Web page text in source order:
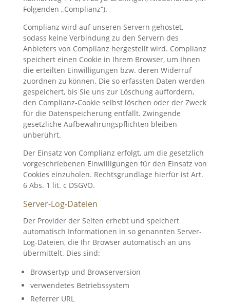
Folgenden „Complianz“).
Complianz wird auf unseren Servern gehostet,
sodass keine Verbindung zu den Servern des
Anbieters von Complianz hergestellt wird. Complianz
speichert einen Cookie in Ihrem Browser, um Ihnen
die erteilten Einwilligungen bzw. deren Widerruf
zuordnen zu können. Die so erfassten Daten werden
gespeichert, bis Sie uns zur Löschung auffordern,
den Complianz-Cookie selbst löschen oder der Zweck
für die Datenspeicherung entfällt. Zwingende
gesetzliche Aufbewahrungspflichten bleiben
unberührt.
Der Einsatz von Complianz erfolgt, um die gesetzlich
vorgeschriebenen Einwilligungen für den Einsatz von
Cookies einzuholen. Rechtsgrundlage hierfür ist Art.
6 Abs. 1 lit. c DSGVO.
Server-Log-Dateien
Der Provider der Seiten erhebt und speichert
automatisch Informationen in so genannten Server-
Log-Dateien, die Ihr Browser automatisch an uns
übermittelt. Dies sind:
Browsertyp und Browserversion
verwendetes Betriebssystem
Referrer URL